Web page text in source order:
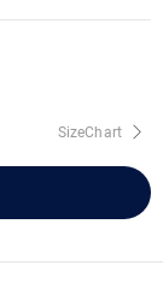
SizeChart